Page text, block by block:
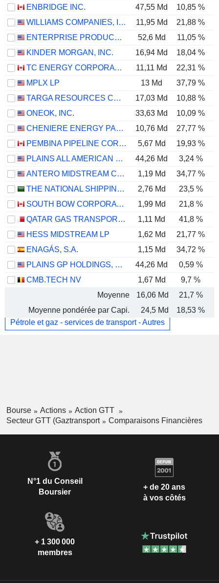
ENBRIDGE INC.
47,55 Md 10,85 %
WILLIAMS COMPANIES, INC.
11,95 Md 21,88 %
ENTERPRISE PRODUCTS PARTNERS L.P.
52,6 Md 11,05 %
KINDER MORGAN, INC.
16,94 Md 18,04 %
TC ENERGY CORPORATION
11,11 Md 22,31 %
MPLX LP
13 Md 37,79 %
TARGA RESOURCES CORP.
17,03 Md 10,88 %
ONEOK, INC.
33,63 Md 10,09 %
CHENIERE ENERGY PARTNERS, L.P.
10,76 Md 27,77 %
PEMBINA PIPELINE CORPORATION
5,67 Md 19,93 %
PLAINS ALL AMERICAN PIPELINE, L.P.
44,26 Md 3,24 %
ANTERO MIDSTREAM CORPORATION
1,19 Md 34,77 %
THE NATIONAL SHIPPING COMPANY OF SAUDI ARABIA
2,76 Md 23,5 %
SOUTH BOW CORPORATION
1,99 Md 21,8 %
QATAR GAS TRANSPORT COMPANY LIMITED (NAKILAT) (QPSC)
1,11 Md 41,8 %
HESS MIDSTREAM LP
1,62 Md 21,77 %
ENAGÁS, S.A.
1,15 Md 34,72 %
PLAINS GP HOLDINGS, L.P.
44,26 Md 0,59 %
CMB.TECH NV
1,67 Md 9,7 %
Moyenne
16,06 Md 21,7 %
Moyenne pondérée par Capi.
24,5 Md 18,53 %
Pétrole et gaz - services de transport - Autres
Bourse Actions
Action GTT
Secteur GTT (Gaztransport
Comparaisons Financières
N°1 du Conseil
Boursier
+ de 20 ans
à vos côtés
+ 1 300 000
membres